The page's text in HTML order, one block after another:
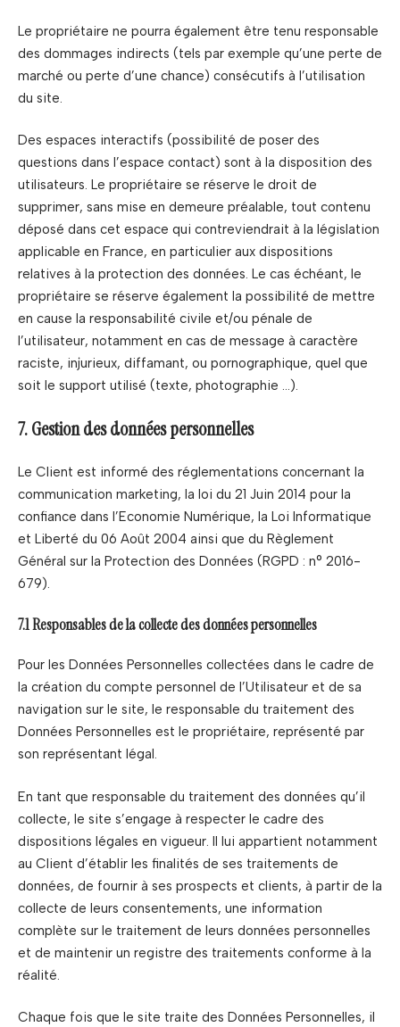
Le propriétaire ne pourra également être tenu responsable
des dommages indirects (tels par exemple qu’une perte de
marché ou perte d’une chance) consécutifs à l’utilisation
du site.
Des espaces interactifs (possibilité de poser des
questions dans l’espace contact) sont à la disposition des
utilisateurs. Le propriétaire se réserve le droit de
supprimer, sans mise en demeure préalable, tout contenu
déposé dans cet espace qui contreviendrait à la législation
applicable en France, en particulier aux dispositions
relatives à la protection des données. Le cas échéant, le
propriétaire se réserve également la possibilité de mettre
en cause la responsabilité civile et/ou pénale de
l’utilisateur, notamment en cas de message à caractère
raciste, injurieux, diffamant, ou pornographique, quel que
soit le support utilisé (texte, photographie …).
7. Gestion des données personnelles
Le Client est informé des réglementations concernant la
communication marketing, la loi du 21 Juin 2014 pour la
confiance dans l’Economie Numérique, la Loi Informatique
et Liberté du 06 Août 2004 ainsi que du Règlement
Général sur la Protection des Données (RGPD : n° 2016-
679).
7.1 Responsables de la collecte des données personnelles
Pour les Données Personnelles collectées dans le cadre de
la création du compte personnel de l’Utilisateur et de sa
navigation sur le site, le responsable du traitement des
Données Personnelles est le propriétaire, représenté par
son représentant légal.
En tant que responsable du traitement des données qu’il
collecte, le site s’engage à respecter le cadre des
dispositions légales en vigueur. Il lui appartient notamment
au Client d’établir les finalités de ses traitements de
données, de fournir à ses prospects et clients, à partir de la
collecte de leurs consentements, une information
complète sur le traitement de leurs données personnelles
et de maintenir un registre des traitements conforme à la
réalité.
Chaque fois que le site traite des Données Personnelles, il